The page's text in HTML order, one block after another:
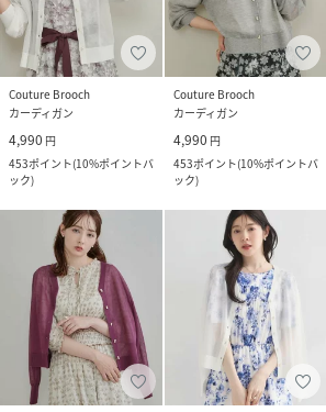
Couture Brooch
カーディガン
4,990 円
453ポイント(10%ポイントバ
ック)
Couture Brooch
カーディガン
4,990 円
453ポイント(10%ポイントバ
ック)